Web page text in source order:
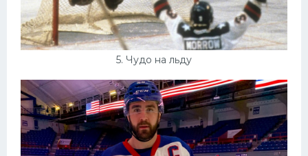
5. Чудо на льду